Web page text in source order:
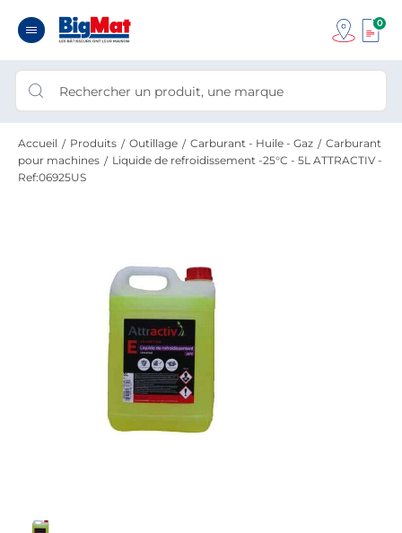
0
Accueil Produits Outillage Carburant - Huile - Gaz
Carburant
pour machines
Liquide de refroidissement -25°C - 5L ATTRACTIV -
Ref:06925US